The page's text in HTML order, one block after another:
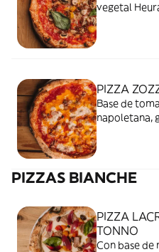
vegetal
PIZZA
Base de
napoletana,
PIZZAS BIANCHE
PIZZA
TONNO
Con base